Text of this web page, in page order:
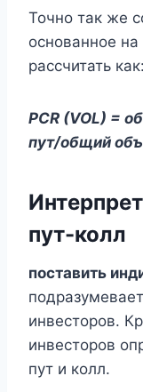
Точно так же
основанное
рассчитать как:
PCR (VOL) =
пут/общий
пут-колл
поставить
инвесторов.
инвесторов
пут и колл.